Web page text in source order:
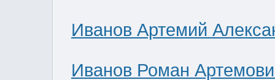
Иванов Артемий
Иванов Роман